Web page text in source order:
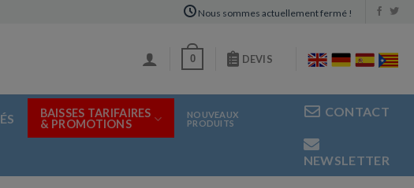
Nous sommes actuellement fermé !
0 DEVIS
BAISSES TARIFAIRES
& PROMOTIONS
NOUVEAUX
PRODUITS
CONTACT
NEWSLETTER